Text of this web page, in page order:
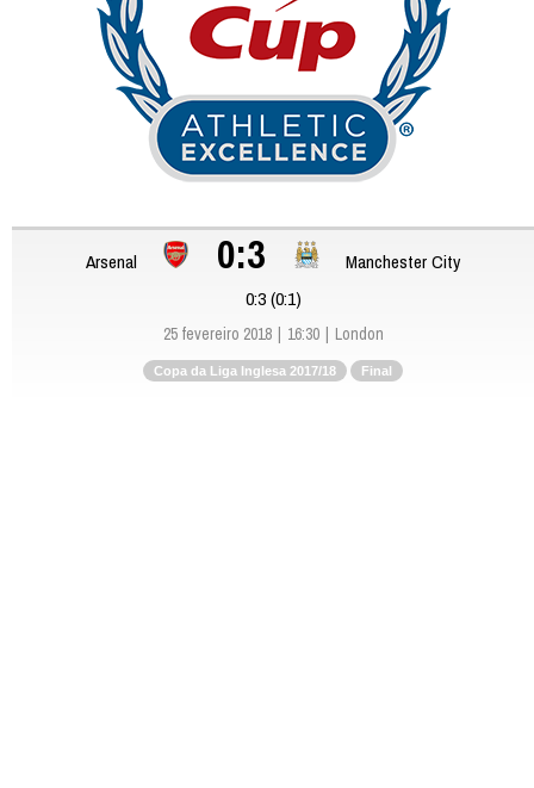
Arsenal 0:3
Manchester City
0:3 (0:1)
25 fevereiro 2018 16:30 London
Copa da Liga Inglesa 2017/18 Final